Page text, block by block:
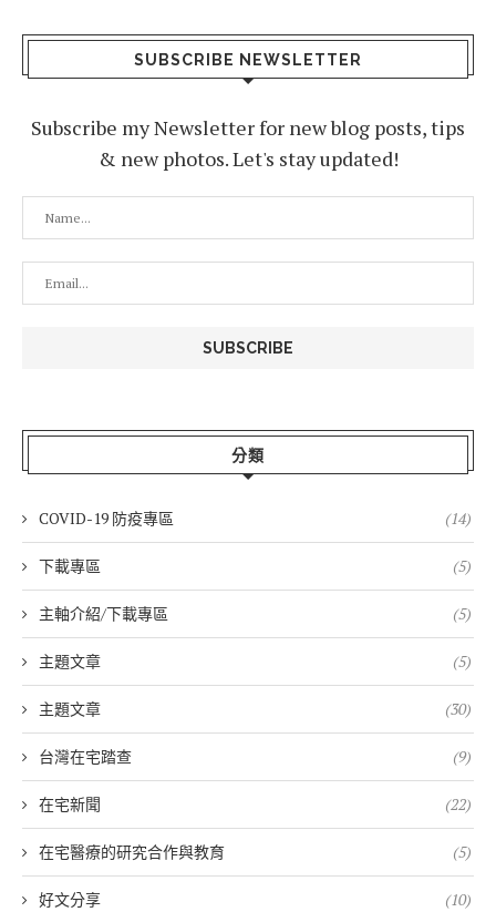
SUBSCRIBE NEWSLETTER
Subscribe my Newsletter for new blog posts, tips
& new photos. Let's stay updated!
分類
COVID-19 防疫專區 (14)
下載專區 (5)
主軸介紹/下載專區 (5)
主題文章 (5)
主題文章 (30)
台灣在宅踏查 (9)
在宅新聞 (22)
在宅醫療的研究合作與教育 (5)
好文分享 (10)